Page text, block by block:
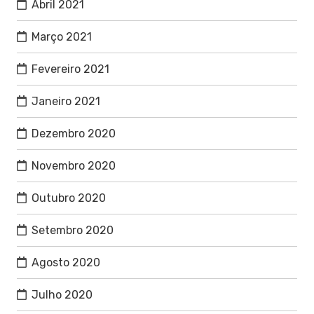
Abril 2021
Março 2021
Fevereiro 2021
Janeiro 2021
Dezembro 2020
Novembro 2020
Outubro 2020
Setembro 2020
Agosto 2020
Julho 2020